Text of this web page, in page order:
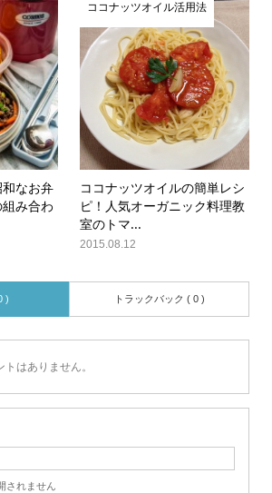
なお弁
み合わ
ココナッツオイル活用法
ココナッツオイルの簡単レシ
ピ！人気オーガニック料理教
室のトマ...
2015.08.12
) トラックバック ( 0 )
はありません。
されません